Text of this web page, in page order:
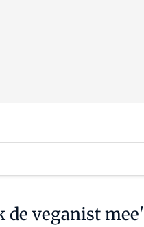
de veganist mee'